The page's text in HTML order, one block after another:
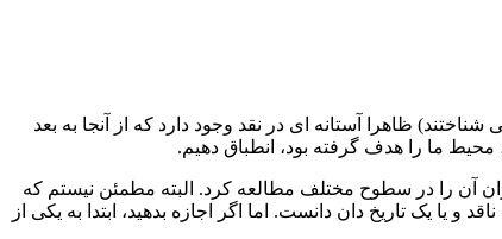
کسانی در میان این هنرمندان یکدیگر را می شناختند) ظاهرا آستانه ای در نقد وجود دارد که از آنجا به بعد
محیط ما را هدف گرفته بود، انطباق دهیم.
آن را در سطوح مختلف مطالعه کرد. البته مطمئن نیستم که
و یا یک تاریخ دان دانست. اما اگر اجازه بدهید، ابتدا به یکی از